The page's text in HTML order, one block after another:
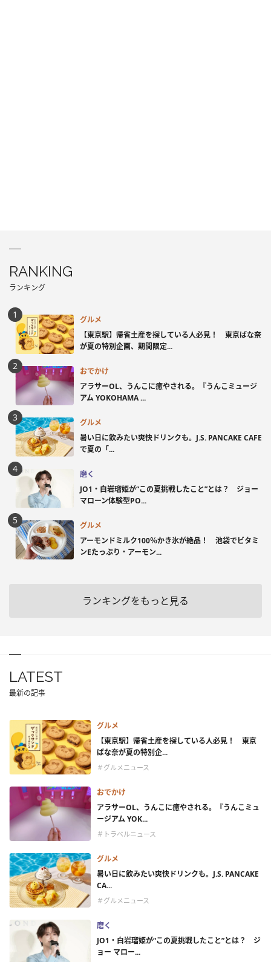
RANKING
ランキング
グルメ
【東京駅】帰省土産を探している人必見！ 東京ばな奈
が夏の特別企画、期間限定...
おでかけ
アラサーOL、うんこに癒やされる。『うんこミュージ
アム YOKOHAMA ...
グルメ
暑い日に飲みたい爽快ドリンクも。J.S. PANCAKE CAFE
で夏の「...
磨く
JO1・白岩瑠姫が“この夏挑戦したこと”とは？ ジョー
マローン体験型PO...
グルメ
アーモンドミルク100％かき氷が絶品！ 池袋でビタミ
ンEたっぷり・アーモン...
ランキングをもっと見る
LATEST
最新の記事
グルメ
【東京駅】帰省土産を探している人必見！ 東京
ばな奈が夏の特別企...
＃グルメニュース
おでかけ
アラサーOL、うんこに癒やされる。『うんこミュ
ージアム YOK...
＃トラベルニュース
グルメ
暑い日に飲みたい爽快ドリンクも。J.S. PANCAKE
CA...
＃グルメニュース
磨く
JO1・白岩瑠姫が“この夏挑戦したこと”とは？ ジ
ョー マロー...